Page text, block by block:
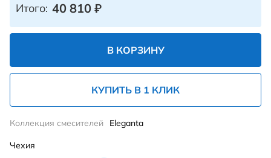
Итого: 40 810 ₽
В КОРЗИНУ
КУПИТЬ В 1 КЛИК
Коллекция смесителей Eleganta
Чехия